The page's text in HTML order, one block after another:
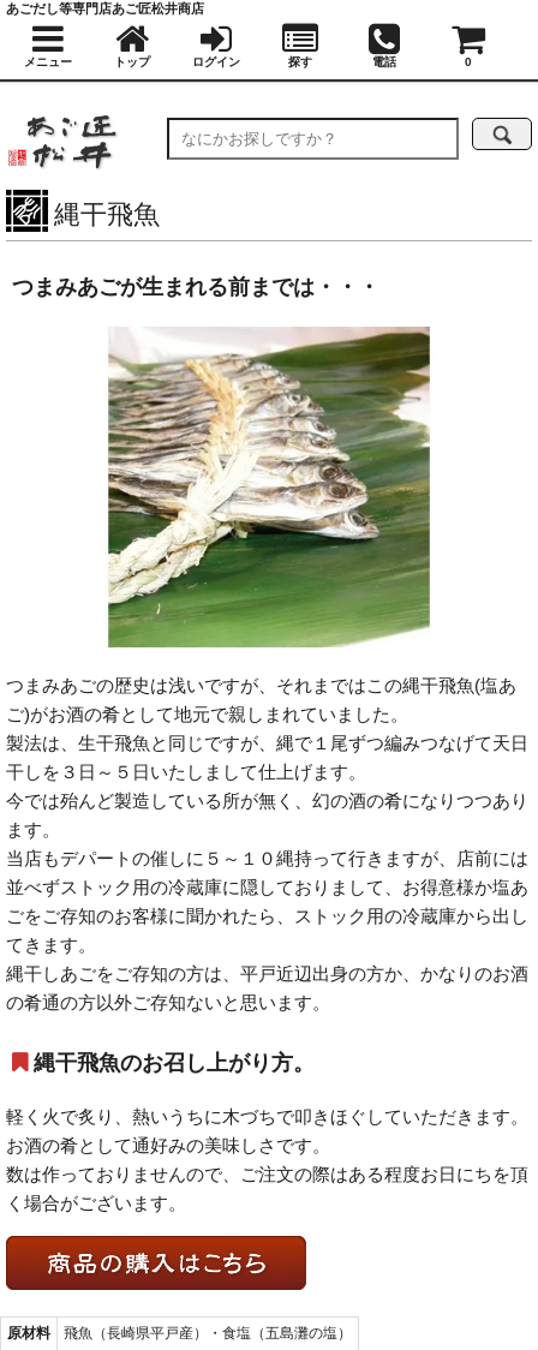
縄干飛魚
つまみあごが生まれる前までは・・・
つまみあごの歴史は浅いですが、それまではこの縄干飛魚(塩あ
ご)がお酒の肴として地元で親しまれていました。
製法は、生干飛魚と同じですが、縄で１尾ずつ編みつなげて天日
干しを３日～５日いたしまして仕上げます。
今では殆んど製造している所が無く、幻の酒の肴になりつつあり
ます。
当店もデパートの催しに５～１０縄持って行きますが、店前には
並べずストック用の冷蔵庫に隠しておりまして、お得意様か塩あ
ごをご存知のお客様に聞かれたら、ストック用の冷蔵庫から出し
てきます。
縄干しあごをご存知の方は、平戸近辺出身の方か、かなりのお酒
の肴通の方以外ご存知ないと思います。
縄干飛魚のお召し上がり方。
軽く火で炙り、熱いうちに木づちで叩きほぐしていただきます。
お酒の肴として通好みの美味しさです。
数は作っておりませんので、ご注文の際はある程度お日にちを頂
く場合がございます。
原材料
飛魚（長崎県平戸産）・食塩（五島灘の塩）
あごだし等専門店あご匠松井商店
メニュー トップ ログイン 探す 電話 0